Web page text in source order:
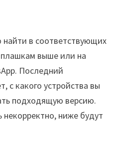
в соответствующих
выше или на
Последний
с какого устройства вы
подходящую версию.
ниже будут